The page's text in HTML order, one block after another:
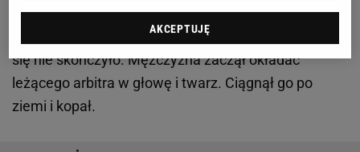
rozjemcy podbiegł agresywny mężczyzna i jednym
ciosem powalił go na murawę. Na jednym uderzeniu
się nie skończyło. Mężczyzna zaczął okładać
leżącego arbitra w głowę i twarz. Ciągnął go po
ziemi i kopał.
AKCEPTUJĘ